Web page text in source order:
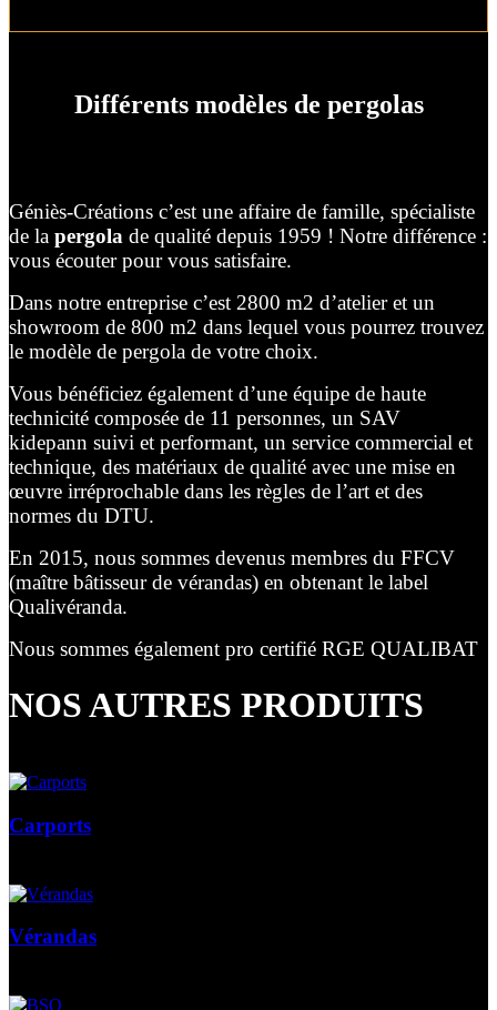
Différents modèles de pergolas
Géniès-Créations c’est une affaire de famille, spécialiste
de la pergola de qualité depuis 1959 ! Notre différence :
vous écouter pour vous satisfaire.
Dans notre entreprise c’est 2800 m2 d’atelier et un
showroom de 800 m2 dans lequel vous pourrez trouvez
le modèle de pergola de votre choix.
Vous bénéficiez également d’une équipe de haute
technicité composée de 11 personnes, un SAV
kidepann suivi et performant, un service commercial et
technique, des matériaux de qualité avec une mise en
œuvre irréprochable dans les règles de l’art et des
normes du DTU.
En 2015, nous sommes devenus membres du FFCV
(maître bâtisseur de vérandas) en obtenant le label
Qualivéranda.
Nous sommes également pro certifié RGE QUALIBAT
NOS AUTRES PRODUITS
Carports
Vérandas